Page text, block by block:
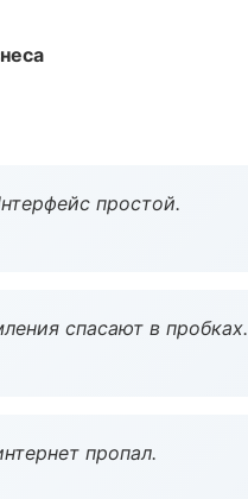
простой.
спасают в пробках.
пропал.